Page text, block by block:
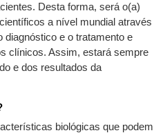
Desta forma, será o(a)
a nível mundial através
e o tratamento e
clínicos. Assim, estará sempre
e dos resultados da
biológicas que podem